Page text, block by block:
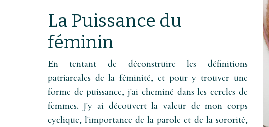
La Puissance du
féminin
En tentant de déconstruire les définitions
patriarcales de la féminité, et pour y trouver une
forme de puissance, j'ai cheminé dans les cercles de
femmes. J'y ai découvert la valeur de mon corps
cyclique, l'importance de la parole et de la sororité,